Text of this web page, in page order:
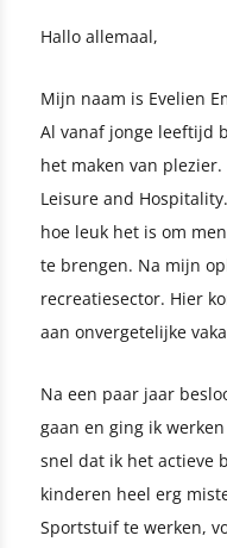
Hallo allemaal,
Mijn naam is Evelien
Al vanaf jonge leeftijd
het maken van
Leisure and
hoe leuk het is om
te brengen. Na mijn
recreatiesector. Hier
aan onvergetelijke
Na een paar jaar
gaan en ging ik
snel dat ik het actieve
kinderen heel erg
Sportstuif te werken,